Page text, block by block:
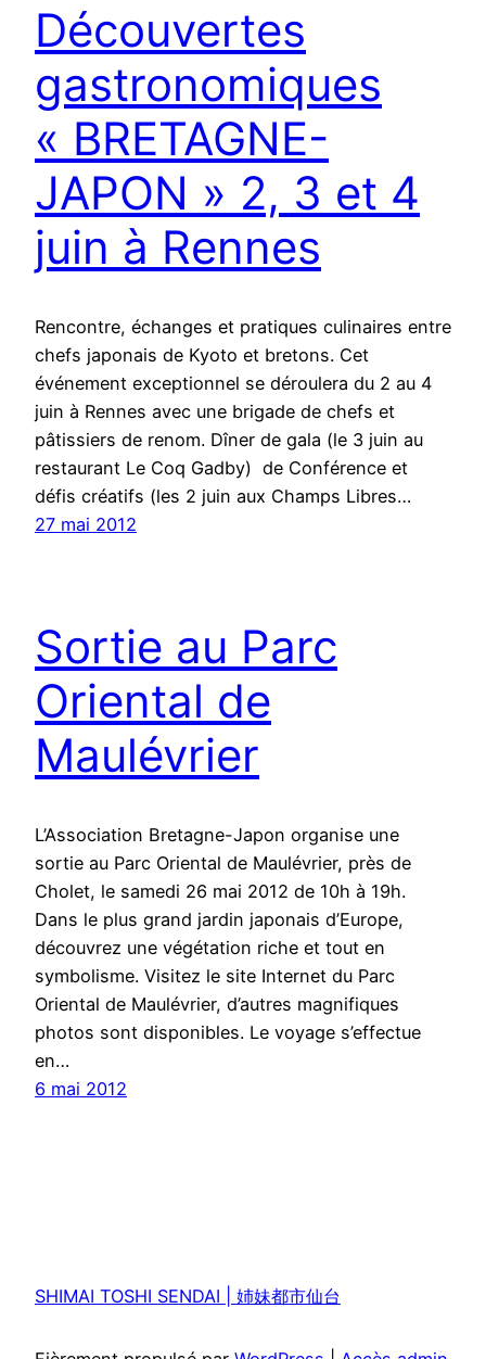
Découvertes
gastronomiques
« BRETAGNE-
JAPON » 2, 3 et 4
juin à Rennes
Rencontre, échanges et pratiques culinaires entre
chefs japonais de Kyoto et bretons. Cet
événement exceptionnel se déroulera du 2 au 4
juin à Rennes avec une brigade de chefs et
pâtissiers de renom. Dîner de gala (le 3 juin au
restaurant Le Coq Gadby) de Conférence et
défis créatifs (les 2 juin aux Champs Libres…
27 mai 2012
Sortie au Parc
Oriental de
Maulévrier
L’Association Bretagne-Japon organise une
sortie au Parc Oriental de Maulévrier, près de
Cholet, le samedi 26 mai 2012 de 10h à 19h.
Dans le plus grand jardin japonais d’Europe,
découvrez une végétation riche et tout en
symbolisme. Visitez le site Internet du Parc
Oriental de Maulévrier, d’autres magnifiques
photos sont disponibles. Le voyage s’effectue
en…
6 mai 2012
SHIMAI TOSHI SENDAI | 姉妹都市仙台